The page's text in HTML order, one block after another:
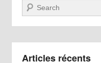
Recherche
Articles récents